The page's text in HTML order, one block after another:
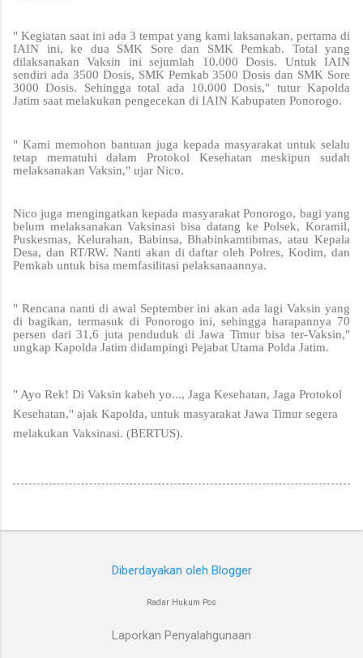
" Kegiatan saat ini ada 3 tempat yang kami laksanakan, pertama di
IAIN ini, ke dua SMK Sore dan SMK Pemkab. Total yang
dilaksanakan Vaksin ini sejumlah 10.000 Dosis. Untuk IAIN
sendiri ada 3500 Dosis, SMK Pemkab 3500 Dosis dan SMK Sore
3000 Dosis. Sehingga total ada 10.000 Dosis," tutur Kapolda
Jatim saat melakukan pengecekan di IAIN Kabupaten Ponorogo.
" Kami memohon bantuan juga kepada masyarakat untuk selalu
tetap mematuhi dalam Protokol Kesehatan meskipun sudah
melaksanakan Vaksin," ujar Nico.
Nico juga mengingatkan kepada masyarakat Ponorogo, bagi yang
belum melaksanakan Vaksinasi bisa datang ke Polsek, Koramil,
Puskesmas, Kelurahan, Babinsa, Bhabinkamtibmas, atau Kepala
Desa, dan RT/RW. Nanti akan di daftar oleh Polres, Kodim, dan
Pemkab untuk bisa memfasilitasi pelaksanaannya.
" Rencana nanti di awal September ini akan ada lagi Vaksin yang
di bagikan, termasuk di Ponorogo ini, sehingga harapannya 70
persen dari 31,6 juta penduduk di Jawa Timur bisa ter-Vaksin,"
ungkap Kapolda Jatim didampingi Pejabat Utama Polda Jatim.
" Ayo Rek! Di Vaksin kabeh yo..., Jaga Kesehatan, Jaga Protokol
Kesehatan," ajak Kapolda, untuk masyarakat Jawa Timur segera
melakukan Vaksinasi. (BERTUS).
Diberdayakan oleh Blogger
Radar Hukum Pos
Laporkan Penyalahgunaan